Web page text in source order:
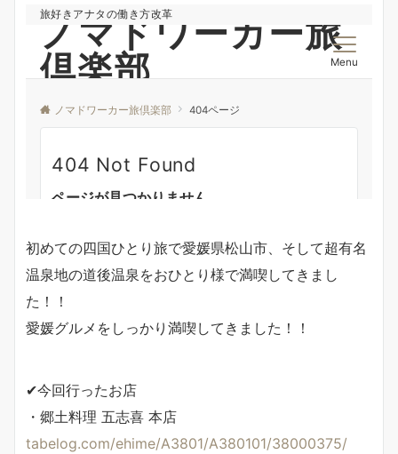
初めての四国ひとり旅で愛媛県松山市、そして超有名
温泉地の道後温泉をおひとり様で満喫してきまし
た！！
愛媛グルメをしっかり満喫してきました！！
✔今回行ったお店
・郷土料理 五志喜 本店
tabelog.com/ehime/A3801/A380101/38000375/